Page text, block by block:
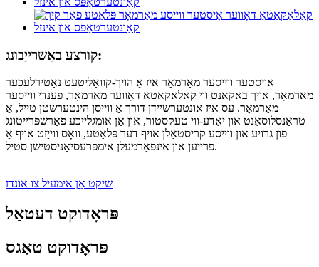
קורצע באַשרייַבונג:
אויסטער ווייסער מאַרמאָר איז אַ הויך-קוואַליטעט נאַטירלעכער
מאַרמאָר, אויך באַקאַנט ווי קאַלאַקאַטאַ דאָווער מאַרמאָר, פענדי ווייסער
מאַרמאָר. עס איז אונטערשיידן דורך אַ ווייסן הינטערשטן טייל, אַ
טראַנסלוסאַנט און יאַדע-ווי טעקסטור, און אַן אומגלייכע פאַרשפּרייטונג
פון גרויע און ווייסע קריסטאַלן אויף דער פּלאַטע, וואָס ווייַזט אויף אַ
פרייען און אינפאָרמעלן אימפּרעסיאָניסטישן סטיל.
שיקט אַן אימעיל צו אונדז
פּראָדוקט דעטאַל
פּראָדוקט טאַגס